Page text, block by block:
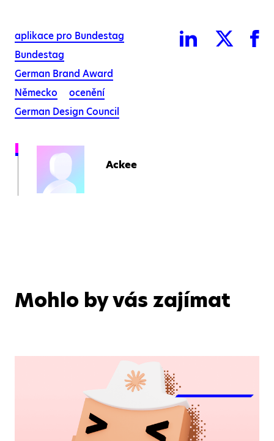
aplikace pro Bundestag
Bundestag
German Brand Award
Německo
ocenění
German Design Council
Ackee
Mohlo by vás zajímat